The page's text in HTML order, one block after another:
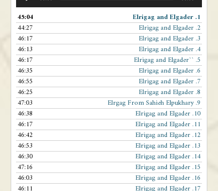
الصوت
1.
Elrigag and Elgader
45:04
2.
Elrigag and Elgader
44:27
3.
Elrigag and Elgader
46:17
4.
Elrigag and Elgader
46:13
5.
``Elrigag and Elgader
46:17
6.
Elrigag and Elgader
46:35
7.
Elrigag and Elgader
46:55
8.
Elrigag and Elgader
46:25
9.
Elrgag From Sahieh Elpukhary
47:03
10.
Elrigag and Elgader
46:38
11.
Elrigag and Elgader
46:17
12.
Elrigag and Elgader
46:42
13.
Elrigag and Elgader
46:53
14.
Elrigag and Elgader
46:30
15.
Elrigag and Elgader
47:16
16.
Elrigag and Elgader
46:03